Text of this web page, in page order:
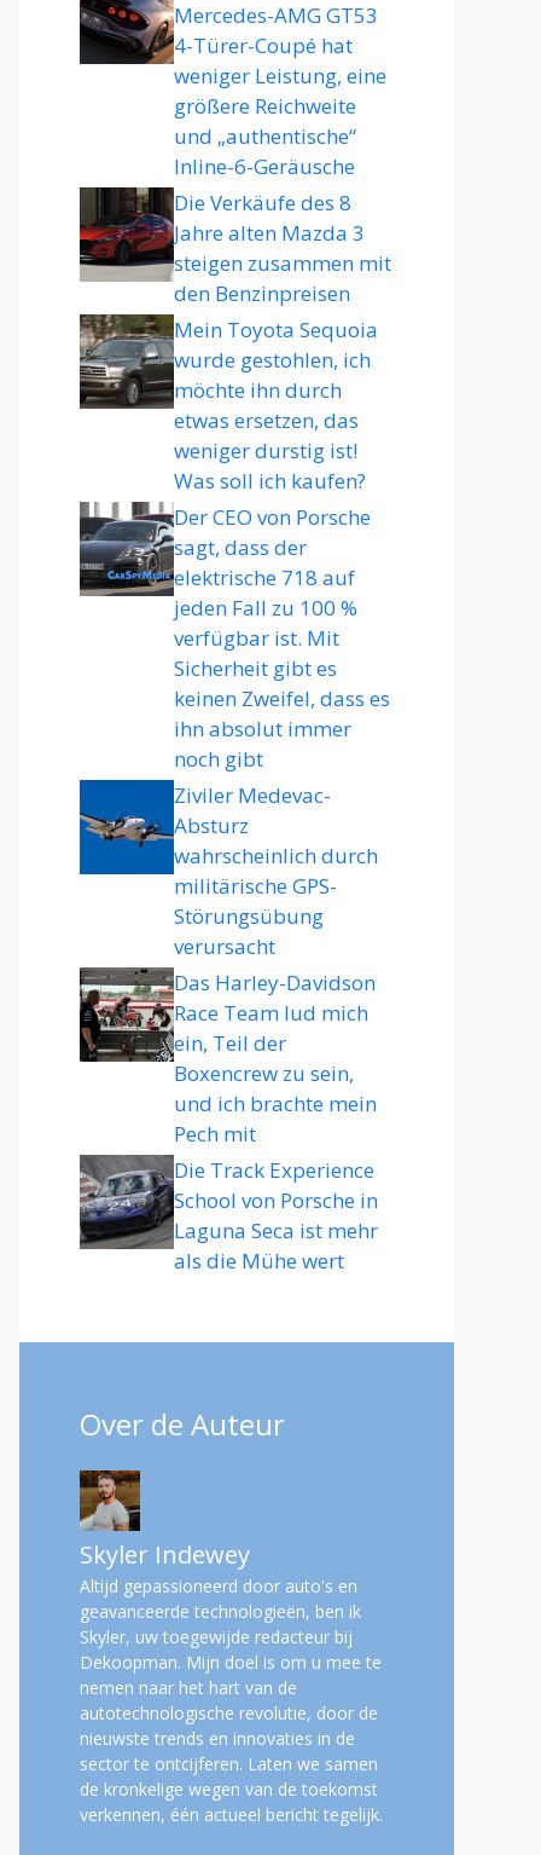
Mercedes-AMG GT53
4-Türer-Coupé hat
weniger Leistung, eine
größere Reichweite
und „authentische“
Inline-6-Geräusche
Die Verkäufe des 8
Jahre alten Mazda 3
steigen zusammen mit
den Benzinpreisen
Mein Toyota Sequoia
wurde gestohlen, ich
möchte ihn durch
etwas ersetzen, das
weniger durstig ist!
Was soll ich kaufen?
Der CEO von Porsche
sagt, dass der
elektrische 718 auf
jeden Fall zu 100 %
verfügbar ist. Mit
Sicherheit gibt es
keinen Zweifel, dass es
ihn absolut immer
noch gibt
Ziviler Medevac-
Absturz
wahrscheinlich durch
militärische GPS-
Störungsübung
verursacht
Das Harley-Davidson
Race Team lud mich
ein, Teil der
Boxencrew zu sein,
und ich brachte mein
Pech mit
Die Track Experience
School von Porsche in
Laguna Seca ist mehr
als die Mühe wert
Over de Auteur
Skyler Indewey
Altijd gepassioneerd door auto's en
geavanceerde technologieën, ben ik
Skyler, uw toegewijde redacteur bij
Dekoopman. Mijn doel is om u mee te
nemen naar het hart van de
autotechnologische revolutie, door de
nieuwste trends en innovaties in de
sector te ontcijferen. Laten we samen
de kronkelige wegen van de toekomst
verkennen, één actueel bericht tegelijk.